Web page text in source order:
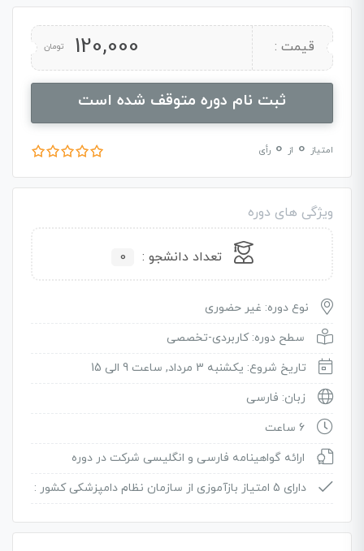
قیمت : 120,000 تومان
ثبت نام دوره متوقف شده است
امتیاز 0 از 0 رأی
ویژگی های دوره
تعداد دانشجو : 0
نوع دوره: غیر حضوری
سطح دوره: کاربردی-تخصصی
تاریخ شروع: یکشنبه 3 مرداد, ساعت 9 الی 15
زبان: فارسی
6 ساعت
ارائه گواهینامه فارسی و انگلیسی شرکت در دوره
دارای 5 امتیاز بازآموزی از سازمان نظام دامپزشکی کشور :